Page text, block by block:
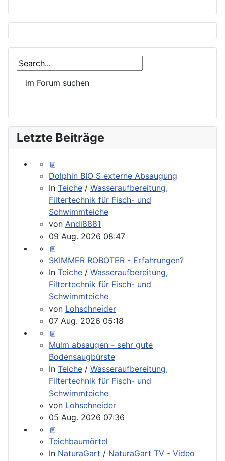
Letzte Beiträge
Dolphin BIO S externe Absaugung
In Teiche / Wasseraufbereitung,
Filtertechnik für Fisch- und
Schwimmteiche
von Andi8881
09 Aug. 2026 08:47
SKIMMER ROBOTER - Erfahrungen?
In Teiche / Wasseraufbereitung,
Filtertechnik für Fisch- und
Schwimmteiche
von Lohschneider
07 Aug. 2026 05:18
Mulm absaugen - sehr gute
Bodensaugbürste
In Teiche / Wasseraufbereitung,
Filtertechnik für Fisch- und
Schwimmteiche
von Lohschneider
05 Aug. 2026 07:36
Teichbaumörtel
In NaturaGart / NaturaGart TV - Video